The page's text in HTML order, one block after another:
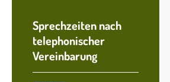
Sprechzeiten nach
telephonischer
Vereinbarung